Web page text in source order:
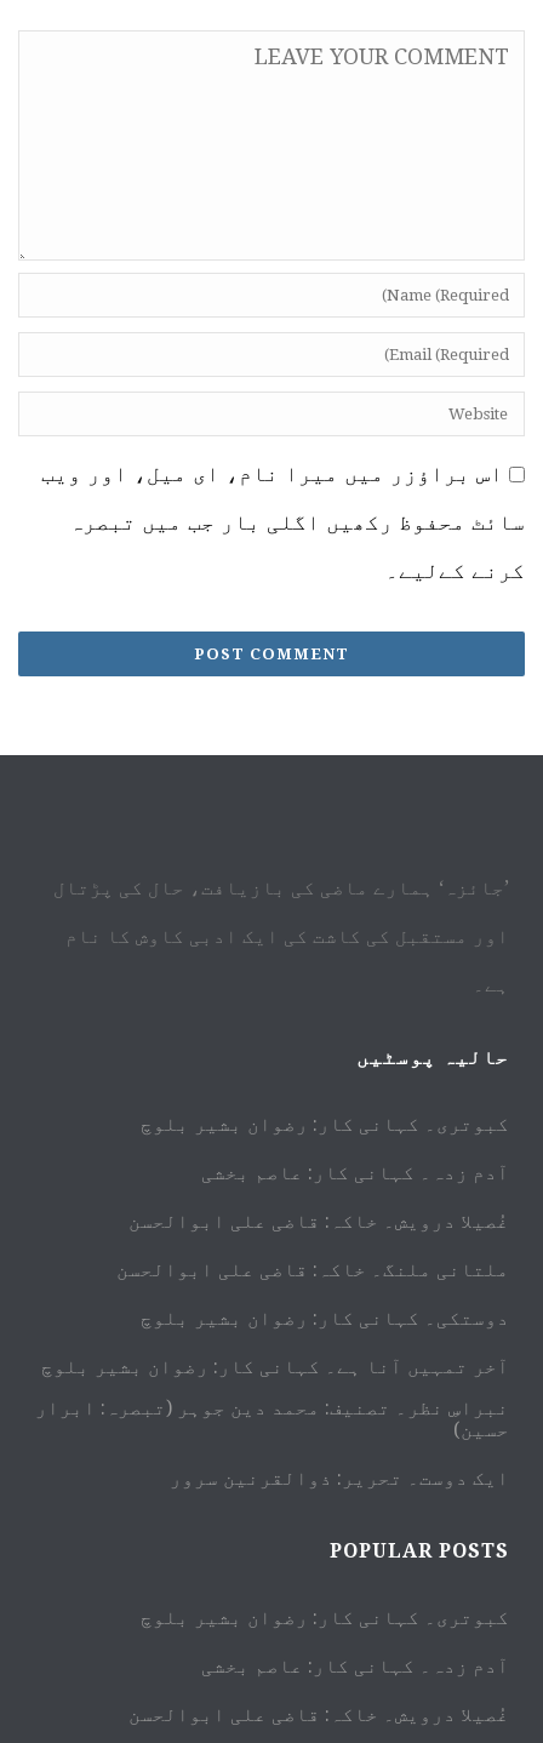
اس براؤزر میں میرا نام، ای میل، اور ویب
سائٹ محفوظ رکھیں اگلی بار جب میں تبصرہ
کرنے کےلیے۔
’جائزہ‘ ہمارے ماضی کی بازیافت، حال کی پڑتال
اور مستقبل کی کاشت کی ایک ادبی کاوش کا نام
ہے۔
حالیہ پوسٹیں
کبوتری۔ کہانی کار: رضوان بشیر بلوچ
آدم زدہ۔ کہانی کار: عاصم بخشی
غُصیلا درویش۔ خاکہ: قاضی علی ابوالحسن
ملتانی ملنگ۔ خاکہ: قاضی علی ابوالحسن
دوستکی۔ کہانی کار: رضوان بشیر بلوچ
آخر تمہیں آنا ہے۔ کہانی کار: رضوان بشیر بلوچ
نبراسِ نظر۔ تصنیف: محمد دین جوہر (تبصرہ: ابرار
حسین)
ایک دوست۔ تحریر: ذوالقرنین سرور
POPULAR POSTS
کبوتری۔ کہانی کار: رضوان بشیر بلوچ
آدم زدہ۔ کہانی کار: عاصم بخشی
غُصیلا درویش۔ خاکہ: قاضی علی ابوالحسن